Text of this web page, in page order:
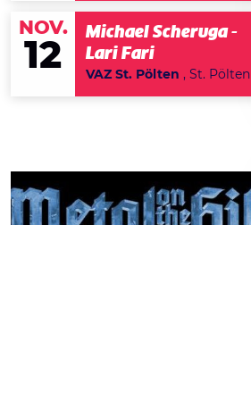
NOV.
12
Michael Scheruga -
Lari Fari
VAZ St. Pölten , St. Pölten